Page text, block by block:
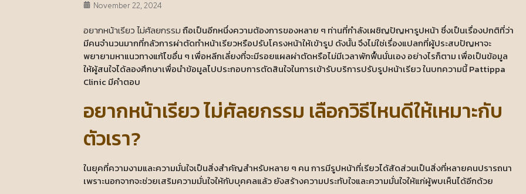
November 22, 2024
อยากหน้าเรียว ไม่ศัลยกรรมถือเป็นอีกหนึ่งความต้องการของหลาย ๆ ท่านที่กำลังเผชิญปัญหารูปหน้า ซึ่งเป็นเรื่องปกติที่ว่า
มีคนจำนวนมากที่กลัวการผ่าตัดทำหน้าเรียวหรือปรับโครงหน้าให้เข้ารูป ดังนั้น จึงไม่ใช่เรื่องแปลกที่ผู้ประสบปัญหาจะ
พยายามหาแนวทางแก้ไขอื่น ๆ เพื่อหลีกเลี่ยงที่จะมีรอยแผลผ่าตัดหรือไม่มีเวลาพักฟื้นนั่นเอง อย่างไรก็ตาม เพื่อเป็นข้อมูล
ให้ผู้สนใจได้ลองศึกษาเพื่อนำข้อมูลไปประกอบการตัดสินใจในการเข้ารับบริการปรับรูปหน้าเรียว ในบทความนี้ Pattippa
Clinic มีคำตอบ
อยากหน้าเรียว ไม่ศัลยกรรม เลือกวิธีไหนดีให้เหมาะกับ
ตัวเรา?
ในยุคที่ความงามและความมั่นใจเป็นสิ่งสำคัญสำหรับหลาย ๆ คน การมีรูปหน้าที่เรียวได้สัดส่วนเป็นสิ่งที่หลายคนปรารถนา
เพราะนอกจากจะช่วยเสริมความมั่นใจให้กับบุคคลแล้ว ยังสร้างความประทับใจและความมั่นใจให้แก่ผู้พบเห็นได้อีกด้วย